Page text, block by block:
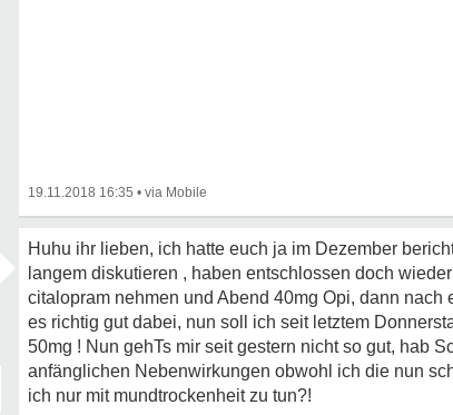
19.11.2018 16:35 •
Huhu ihr lieben, ich hatte euch ja im Dezember
langem diskutieren , haben entschlossen doch
citalopram nehmen und Abend 40mg Opi, dann
es richtig gut dabei, nun soll ich seit letztem
50mg ! Nun gehTs mir seit gestern nicht so gut, hab
anfänglichen Nebenwirkungen obwohl ich die nun
ich nur mit mundtrockenheit zu tun?!